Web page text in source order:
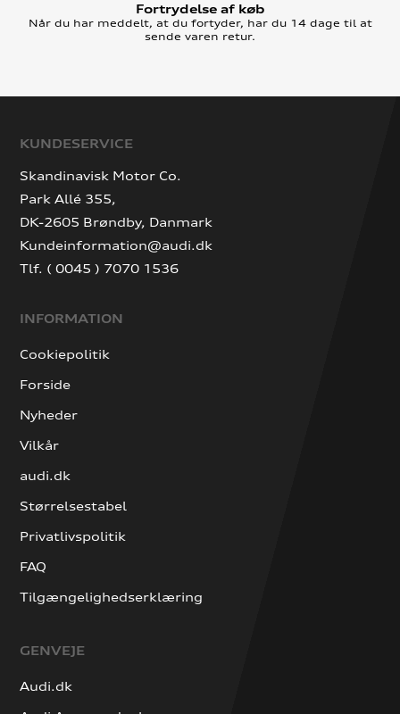
Fortrydelse af køb
Når du har meddelt, at du fortyder, har du 14 dage til at
sende varen retur.
KUNDESERVICE
Skandinavisk Motor Co.
Park Allé 355,
DK-2605 Brøndby, Danmark
Kundeinformation@audi.dk
Tlf. ( 0045 ) 7070 1536
INFORMATION
Cookiepolitik
Forside
Nyheder
Vilkår
audi.dk
Størrelsestabel
Privatlivspolitik
FAQ
Tilgængelighedserklæring
GENVEJE
Audi.dk